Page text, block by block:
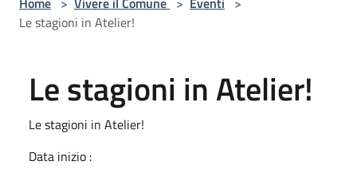
Le stagioni in Atelier!
Le stagioni in Atelier!
Le stagioni in Atelier!
Data inizio :